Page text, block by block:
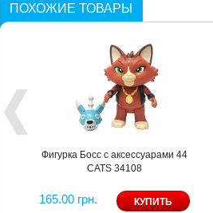
ПОХОЖИЕ ТОВАРЫ
Фигурка Босс с аксессуарами 44
CATS 34108
165.00 грн.